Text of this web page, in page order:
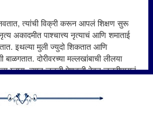
त्यांची विक्री करून आपलं शिक्षण सुरू
अकादमीत पाश्चात्त्य नृत्याचं आणि शमाताई
इथल्या मुली ज्युदो शिकतात आणि
दोरीवरच्या मल्लखांबाची लीलया
ग्लास, त्यात जळती मेणबत्ती ठेवून जलदीपासनं
लिहितात, गातात, ट्रेकिंगला जातात, क्रिकेट
मारतात.